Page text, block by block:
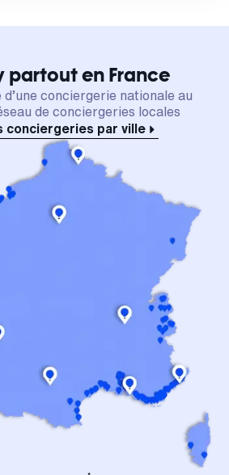
partout en France
d’une conciergerie nationale au
de conciergeries locales
conciergeries par ville